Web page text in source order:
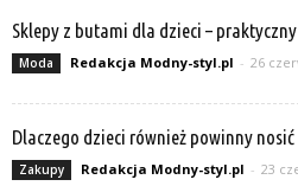
Sklepy z butami dla dzieci –
Moda Redakcja Modny-styl.pl - 26
Dlaczego dzieci również powinny
Zakupy Redakcja Modny-styl.pl - 23